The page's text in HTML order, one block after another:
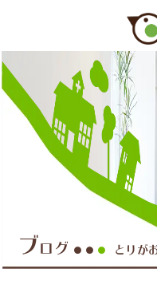
ブログ ●● ● とりが